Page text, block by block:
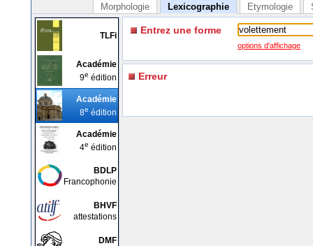
Morphologie Lexicographie Etymologie
TLFi
Académie
9e édition
Académie
8e édition
Académie
4e édition
BDLP
Francophonie
BHVF
attestations
DMF
Entrez une forme
options d'affichage
Erreur